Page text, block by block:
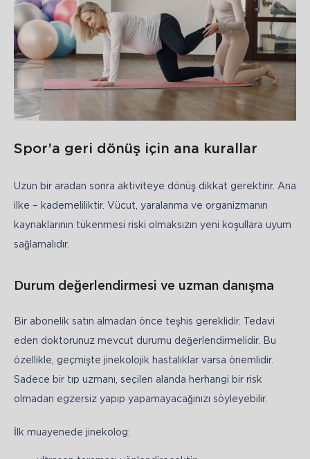
Spor’a geri dönüş için ana kurallar
Uzun bir aradan sonra aktiviteye dönüş dikkat gerektirir. Ana
ilke – kademeliliktir. Vücut, yaralanma ve organizmanın
kaynaklarının tükenmesi riski olmaksızın yeni koşullara uyum
sağlamalıdır.
Durum değerlendirmesi ve uzman danışma
Bir abonelik satın almadan önce teşhis gereklidir. Tedavi
eden doktorunuz mevcut durumu değerlendirmelidir. Bu
özellikle, geçmişte jinekolojik hastalıklar varsa önemlidir.
Sadece bir tıp uzmanı, seçilen alanda herhangi bir risk
olmadan egzersiz yapıp yapamayacağınızı söyleyebilir.
İlk muayenede jinekolog: